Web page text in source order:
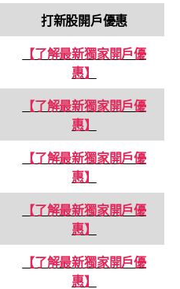
打新股開戶優惠
【了解最新獨家開戶優
惠】
【了解最新獨家開戶優
惠】
【了解最新獨家開戶優
惠】
【了解最新獨家開戶優
惠】
【了解最新獨家開戶優
惠】